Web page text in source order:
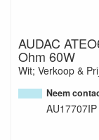
AUDAC
Ohm 60W
Wit; Verkoop &
Neem
AU17707IP